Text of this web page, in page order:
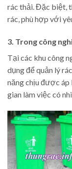
rác thải. Đặc biệt,
rác, phù hợp với
3. Trong công
Tại các khu công
dụng để quản lý
năng chịu được áp
gian làm việc có